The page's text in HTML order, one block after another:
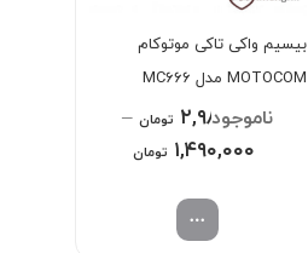
بیسیم واکی تاکی موتوکام
MOTOCOM مدل MC666
۲,۹۸۰,۰۰۰ تومان –
۱,۴۹۰,۰۰۰ تومانPrice